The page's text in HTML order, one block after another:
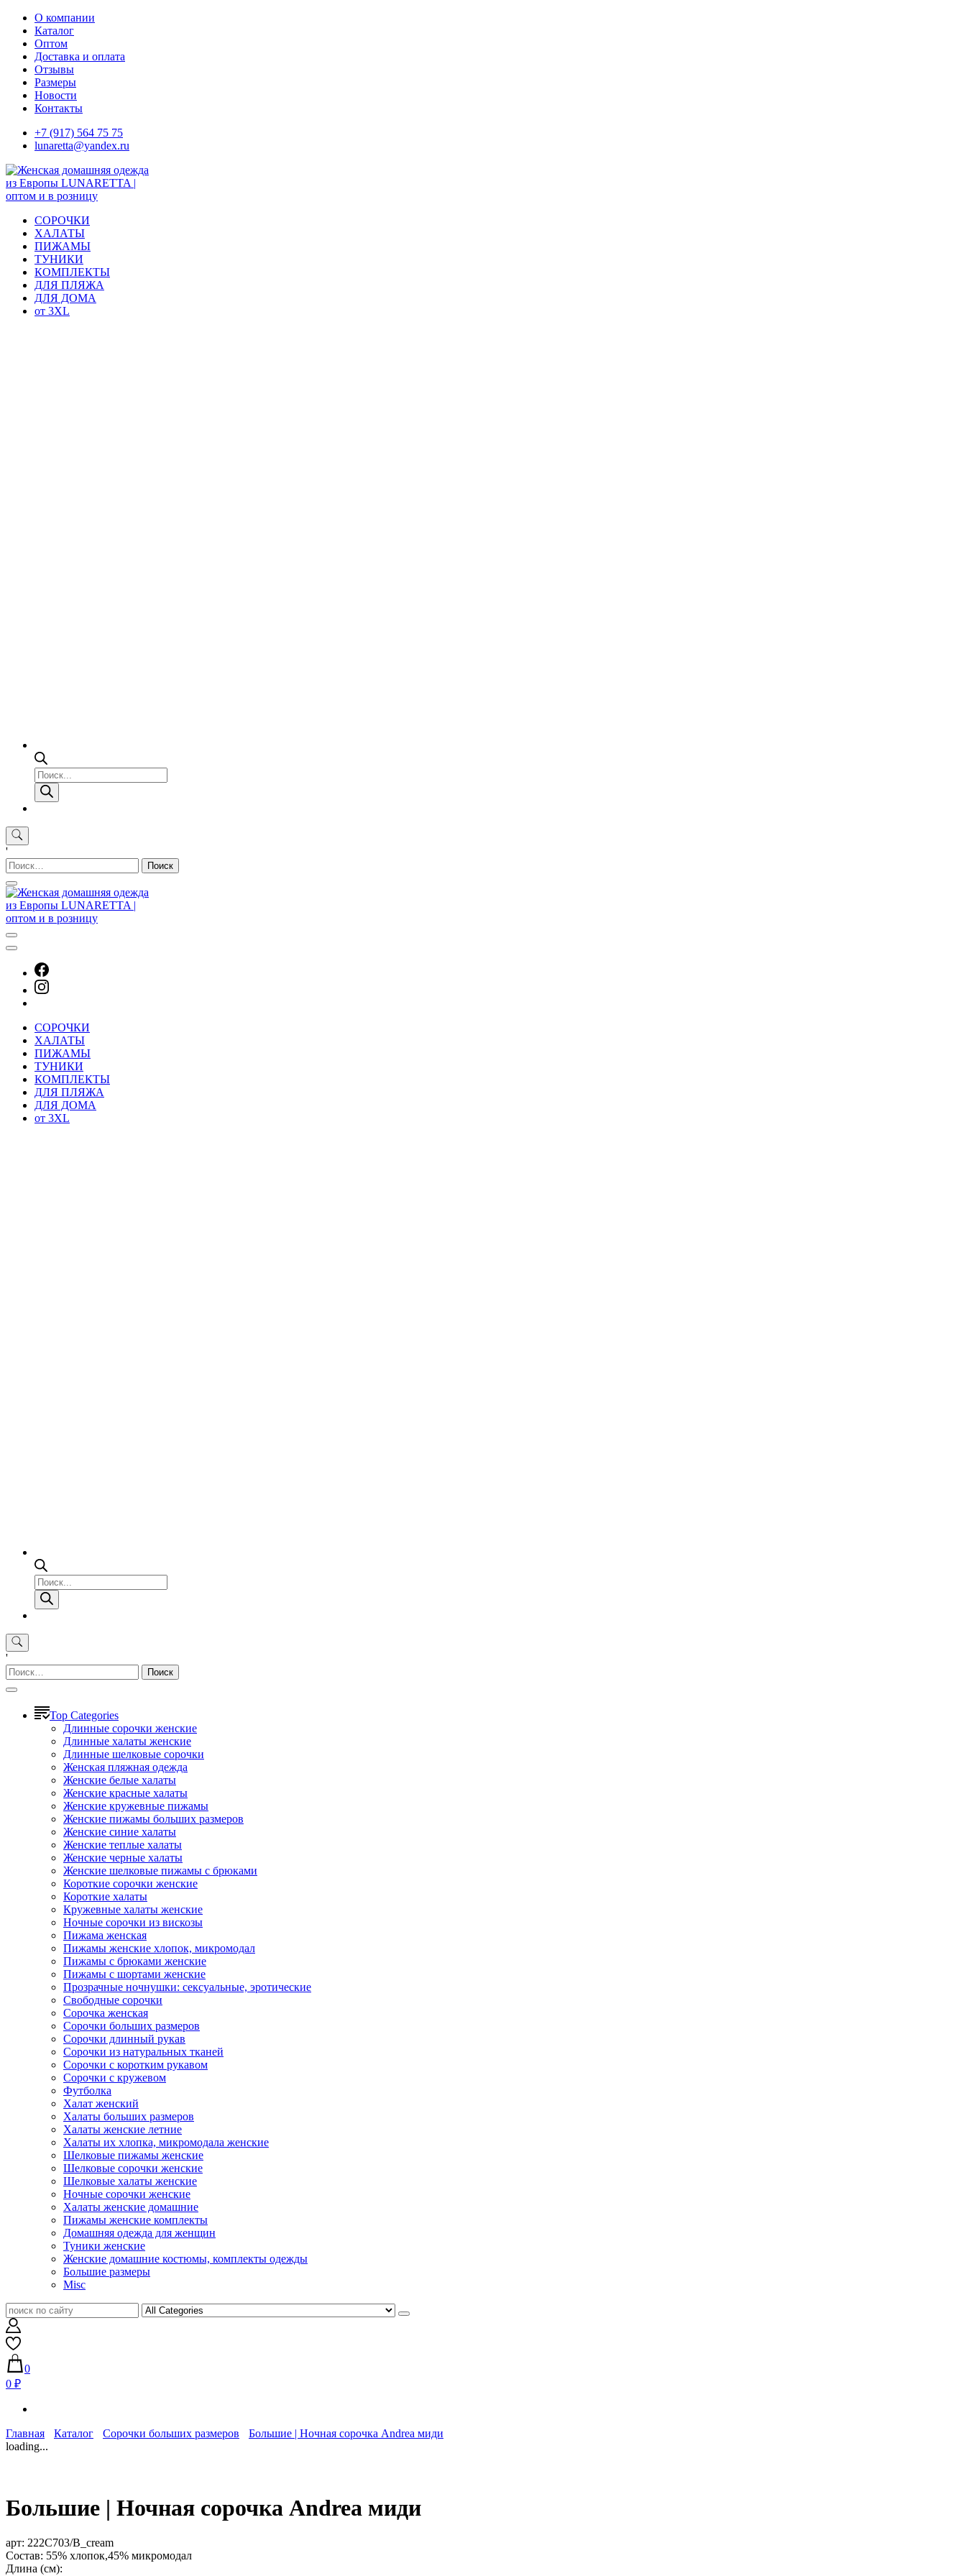
Skip
content
О компании
Каталог
Оптом
Доставка и оплата
Отзывы
Размеры
Новости
Контакты
+7 (917) 564 75 75
lunaretta@yandex.ru
СОРОЧКИ
ХАЛАТЫ
ПИЖАМЫ
ТУНИКИ
КОМПЛЕКТЫ
ДЛЯ ПЛЯЖА
ДЛЯ ДОМА
от 3XL
Поиск
товаров
'
Найти:
СОРОЧКИ
ХАЛАТЫ
ПИЖАМЫ
ТУНИКИ
КОМПЛЕКТЫ
ДЛЯ ПЛЯЖА
ДЛЯ ДОМА
от 3XL
Поиск
товаров
'
Найти:
Top Categories
Длинные сорочки женские
Длинные халаты женские
Длинные шелковые сорочки
Женская пляжная одежда
Женские белые халаты
Женские красные халаты
Женские кружевные пижамы
Женские пижамы больших размеров
Женские синие халаты
Женские теплые халаты
Женские черные халаты
Женские шелковые пижамы с брюками
Короткие сорочки женские
Короткие халаты
Кружевные халаты женские
Ночные сорочки из вискозы
Пижама женская
Пижамы женские хлопок, микромодал
Пижамы с брюками женские
Пижамы с шортами женские
Прозрачные ночнушки: сексуальные, эротические
Свободные сорочки
Сорочка женская
Сорочки больших размеров
Сорочки длинный рукав
Сорочки из натуральных тканей
Сорочки с коротким рукавом
Сорочки с кружевом
Футболка
Халат женский
Халаты больших размеров
Халаты женские летние
Халаты их хлопка, микромодала женские
Шелковые пижамы женские
Шелковые сорочки женские
Шелковые халаты женские
Ночные сорочки женские
Халаты женские домашние
Пижамы женские комплекты
Домашняя одежда для женщин
Туники женские
Женские домашние костюмы, комплекты одежды
Большие размеры
Misc
0
0 ₽
Главная Каталог Сорочки больших размеров
Большие | Ночная сорочка Andrea миди
loading...
Большие | Ночная сорочка Andrea миди
арт: 222C703/B_cream
Состав: 55% хлопок,45% микромодал
Длина (см):